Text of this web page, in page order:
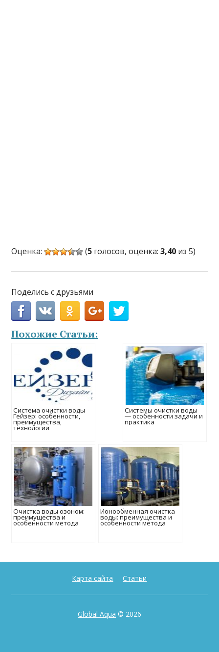
Оценка: (5 голосов, оценка:3,40 из 5)
Поделись с друзьями
Похожие Статьи:
Система очистки воды
Гейзер: особенности,
преимущества,
технологии
Системы очистки воды
— особенности задачи и
практика
Очистка воды озоном:
преимущества и
особенности метода
Ионообменная очистка
воды: преимущества и
особенности метода
Карта сайта Статьи
Global Aqua © 2026